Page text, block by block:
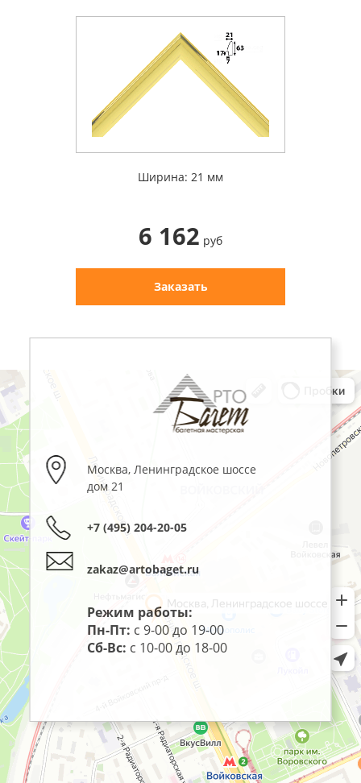
Ширина: 21 мм
6 162 руб
Заказать
Москва,Ленинградское шоссе
дом 21
+7 (495) 204-20-05
zakaz@artobaget.ru
Режим работы:
Пн-Пт: с 9-00 до 19-00
Сб-Вс: с 10-00 до 18-00